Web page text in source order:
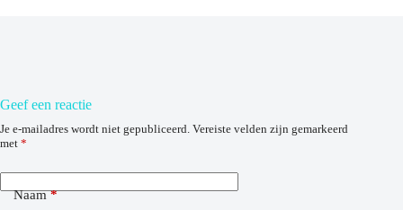
Geef een reactie
Je e-mailadres wordt niet gepubliceerd. Vereiste velden zijn gemarkeerd
met *
Naam*